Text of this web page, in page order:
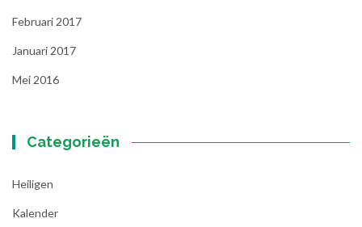
Februari 2017
Januari 2017
Mei 2016
Categorieën
Heiligen
Kalender